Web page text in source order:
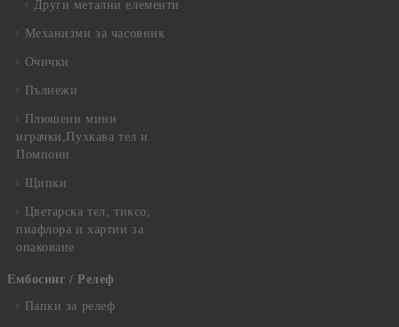
Други метални елементи
Механизми за часовник
Очички
Пълнежи
Плюшени мини
играчки,Пухкава тел и
Помпони
Щипки
Цветарска тел, тиксо,
пиафлора и хартии за
опаковане
Ембосинг / Релеф
Папки за релеф